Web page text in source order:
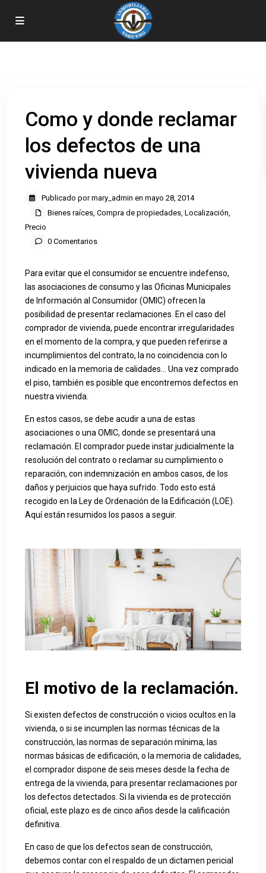
Como y donde reclamar
los defectos de una
vivienda nueva
Publicado por mary_admin en mayo 28, 2014
Bienes raíces, Compra de propiedades, Localización,
Precio
0 Comentarios
Para evitar que el consumidor se encuentre indefenso,
las asociaciones de consumo y las Oficinas Municipales
de Información al Consumidor (OMIC) ofrecen la
posibilidad de presentar reclamaciones. En el caso del
comprador de vivienda, puede encontrar irregularidades
en el momento de la compra, y que pueden referirse a
incumplimientos del contrato, la no coincidencia con lo
indicado en la memoria de calidades… Una vez comprado
el piso, también es posible que encontremos defectos en
nuestra vivienda.
En estos casos, se debe acudir a una de estas
asociaciones o una OMIC, donde se presentará una
reclamación. El comprador puede instar judicialmente la
resolución del contrato o reclamar su cumplimiento o
reparación, con indemnización en ambos casos, de los
daños y perjuicios que haya sufrido. Todo esto está
recogido en la Ley de Ordenación de la Edificación (LOE).
Aquí están resumidos los pasos a seguir.
El motivo de la reclamación.
Si existen defectos de construcción o vicios ocultos en la
vivienda, o si se incumplen las normas técnicas de la
construcción, las normas de separación mínima, las
normas básicas de edificación, o la memoria de calidades,
el comprador dispone de seis meses desde la fecha de
entrega de la vivienda, para presentar reclamaciones por
los defectos detectados. Si la vivienda es de protección
oficial, este plazo es de cinco años desde la calificación
definitiva.
En caso de que los defectos sean de construcción,
debemos contar con el respaldo de un dictamen pericial